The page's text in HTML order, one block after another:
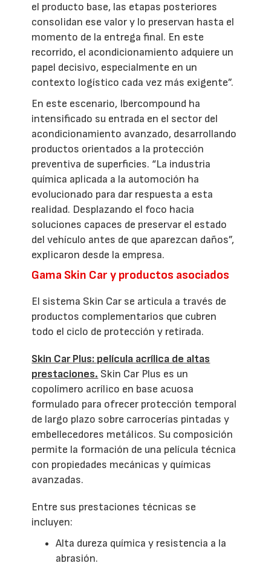
el producto base, las etapas posteriores
consolidan ese valor y lo preservan hasta el
momento de la entrega final. En este
recorrido, el acondicionamiento adquiere un
papel decisivo, especialmente en un
contexto logístico cada vez más exigente”.
En este escenario, Ibercompound ha
intensificado su entrada en el sector del
acondicionamiento avanzado, desarrollando
productos orientados a la protección
preventiva de superficies. “La industria
química aplicada a la automoción ha
evolucionado para dar respuesta a esta
realidad. Desplazando el foco hacia
soluciones capaces de preservar el estado
del vehículo antes de que aparezcan daños”,
explicaron desde la empresa.
Gama Skin Car y productos asociados
El sistema Skin Car se articula a través de
productos complementarios que cubren
todo el ciclo de protección y retirada.
Skin Car Plus: película acrílica de altas
prestaciones. Skin Car Plus es un
copolímero acrílico en base acuosa
formulado para ofrecer protección temporal
de largo plazo sobre carrocerías pintadas y
embellecedores metálicos. Su composición
permite la formación de una película técnica
con propiedades mecánicas y químicas
avanzadas.
Entre sus prestaciones técnicas se
incluyen:
Alta dureza química y resistencia a la
abrasión.